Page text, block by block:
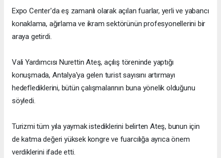
Expo Center'da eş zamanlı olarak açılan fuarlar, yerli ve yabancı
konaklama, ağırlama ve ikram sektörünün profesyonellerini bir
araya getirdi.
Vali Yardımcısı Nurettin Ateş, açılış töreninde yaptığı
konuşmada, Antalya'ya gelen turist sayısını artırmayı
hedeflediklerini, bütün çalışmalarının buna yönelik olduğunu
söyledi.
Turizmi tüm yıla yaymak istediklerini belirten Ateş, bunun için
de katma değeri yüksek kongre ve fuarcılığa ayrıca önem
verdiklerini ifade etti.